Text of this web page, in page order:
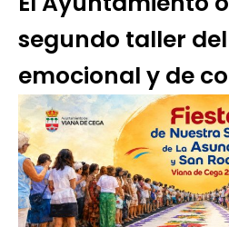
segundo taller del
emocional y de